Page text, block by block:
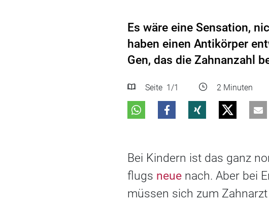
Es wäre eine Sensation,
haben einen Antikörper
Gen, das die Zahnanzahl
Seite 1 /1 2 Minuten
Bei Kindern ist das ganz
flugs neue nach. Aber bei
müssen sich zum